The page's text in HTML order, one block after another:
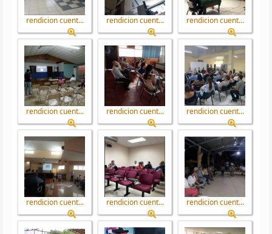
rendicion cuent... rendicion cuent... rendicion cuent...
rendicion cuent... rendicion cuent... rendicion cuent...
rendicion cuent... rendicion cuent... rendicion cuent...